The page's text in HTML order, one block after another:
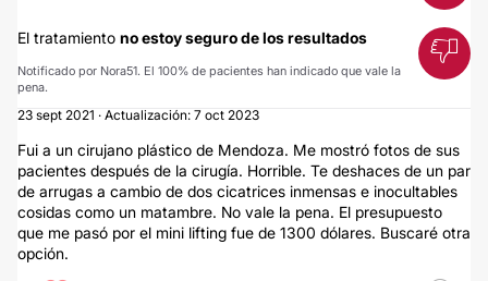
El tratamiento no estoy seguro de los resultados
Notificado por Nora51. El 100% de pacientes han indicado que vale la
pena.
23 sept 2021 · Actualización: 7 oct 2023
Fui a un cirujano plástico de Mendoza. Me mostró fotos de sus
pacientes después de la cirugía. Horrible. Te deshaces de un par
de arrugas a cambio de dos cicatrices inmensas e inocultables
cosidas como un matambre. No vale la pena. El presupuesto
que me pasó por el mini lifting fue de 1300 dólares. Buscaré otra
opción.